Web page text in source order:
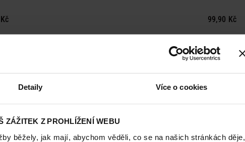
Detaily Více o cookies
ZÁŽITEK Z PROHLÍŽENÍ WEBU
běžely, jak mají, abychom věděli, co se na našich stránkách děje,
99,90 Kč
Do košíku
999,00 Kč